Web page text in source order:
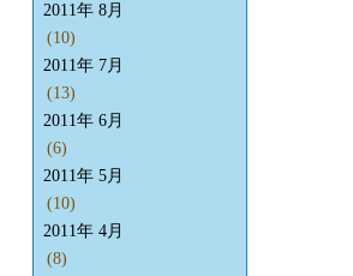
2011年 8月
(10)
2011年 7月
(13)
2011年 6月
(6)
2011年 5月
(10)
2011年 4月
(8)